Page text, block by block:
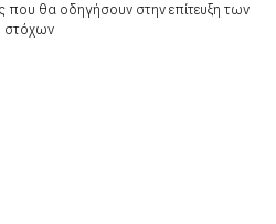
που θα οδηγήσουν στην επίτευξη των
στόχων